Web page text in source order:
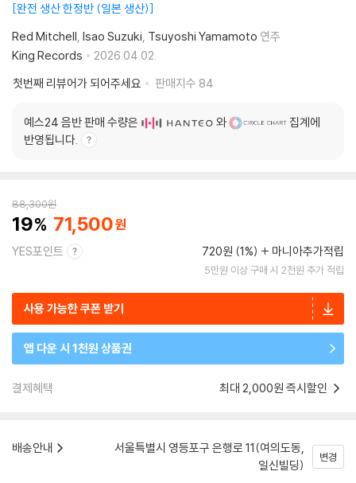
완전 생산 한정반 (일본 생산)
Red Mitchell Isao Suzuki Tsuyoshi Yamamoto 연주
King Records
2026.04.02.
첫번째 리뷰어가 되어주세요
판매지수 84
예스24 음반 판매 수량은 와
집계에
반영됩니다.
88,300원
19 71,500
YES포인트 720원 (1%) 마니아추가적립
5만원 이상 구매 시 2천원 추가 적립
사용 가능한 쿠폰 받기
앱 다운 시 1천원 상품권
결제혜택 최대 2,000원 즉시할인
배송안내
서울특별시 영등포구 은행로 11(여의도동,
일신빌딩)
변경